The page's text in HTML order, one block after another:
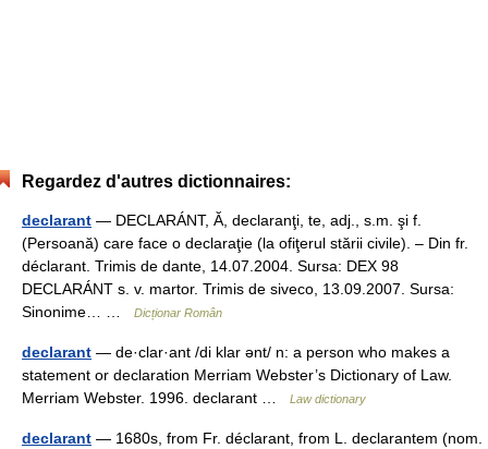
Regardez d'autres dictionnaires:
declarant — DECLARÁNT, Ă, declaranţi, te, adj., s.m. şi f.
(Persoană) care face o declaraţie (la ofiţerul stării civile). – Din fr.
déclarant. Trimis de dante, 14.07.2004. Sursa: DEX 98
DECLARÁNT s. v. martor. Trimis de siveco, 13.09.2007. Sursa:
Sinonime… …
Dicționar Român
declarant — de·clar·ant /di klar ənt/ n: a person who makes a
statement or declaration Merriam Webster’s Dictionary of Law.
Merriam Webster. 1996. declarant …
Law dictionary
declarant — 1680s, from Fr. déclarant, from L. declarantem (nom.